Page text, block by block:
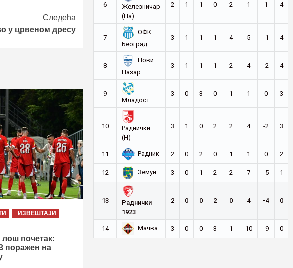
Следећа
у црвеном дресу
ИЗВЕШТАЈИ
почетак:
поражен на
6
Железничар
(Па)
2 1 1 0 2 1 1 4
7
ОФК
Београд
3 1 1 1 4 5 -1 4
8
Нови
Пазар
3 1 1 1 2 4 -2 4
9
Младост
3 0 3 0 1 1 0 3
10
Раднички
(Н)
3 1 0 2 2 4 -2 3
11 Радник 2 0 2 0 1 1 0 2
12 Земун 3 0 1 2 2 7 -5 1
13
Раднички
1923
2 0 0 2 0 4 -4 0
14 Мачва 3 0 0 3 1 10 -9 0